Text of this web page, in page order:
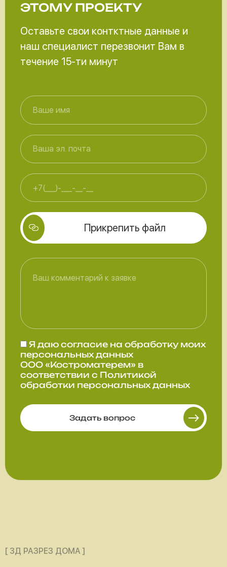
ЭТОМУ ПРОЕКТУ
Оставьте свои контктные данные и
наш специалист перезвонит Вам в
течение 15-ти минут
Прикрепить файл
Я даю согласие на обработку моих
персональных данных
ООО «Костроматерем» в
соответствии с Политикой
обработки персональных данных
Задать вопрос
[ 3Д РАЗРЕЗ ДОМА ]